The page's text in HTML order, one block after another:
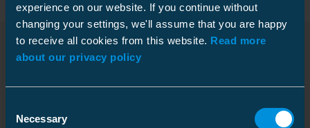
experience on our website. If you continue without
changing your settings, we'll assume that you are happy
to receive all cookies from this website. Read more
about our privacy policy
Selection
Necessary
Mål
Vekt
Vekt